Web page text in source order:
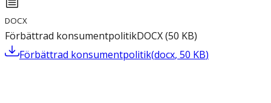
DOCX
Förbättrad konsumentpolitikDOCX(50 KB)
Förbättrad konsumentpolitik(docx, 50 KB)